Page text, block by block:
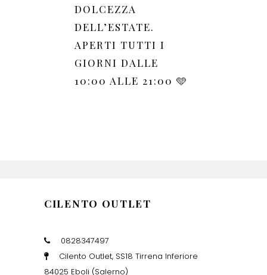
DOLCEZZA
DELL’ESTATE.
APERTI TUTTI I
GIORNI DALLE
10:00 ALLE 21:00 🩵
CILENTO OUTLET
0828347497
Cilento Outlet, SS18 Tirrena Inferiore
84025 Eboli (Salerno)